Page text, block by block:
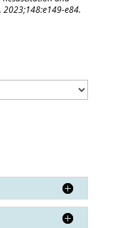
2023;148:e149-e84.